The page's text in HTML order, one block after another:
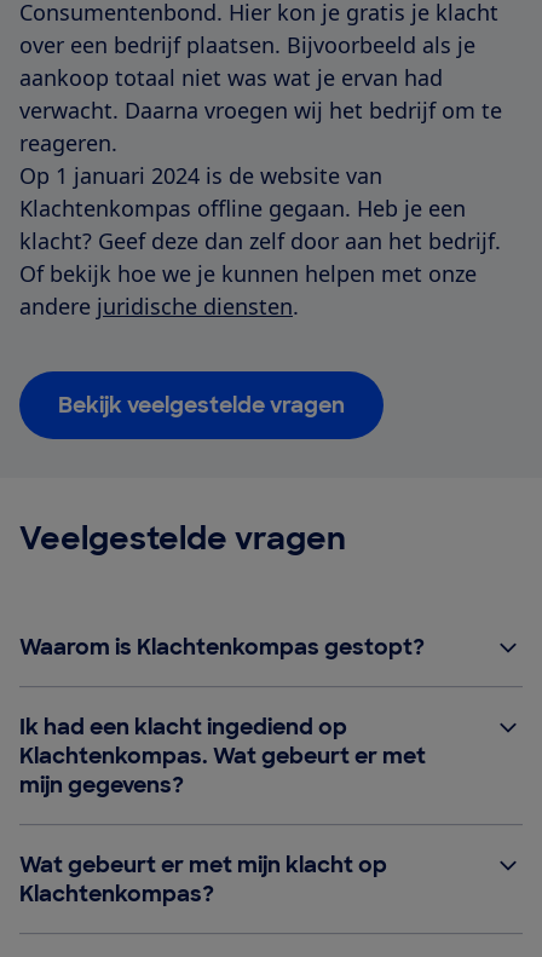
Consumentenbond. Hier kon je gratis je klacht
over een bedrijf plaatsen. Bijvoorbeeld als je
aankoop totaal niet was wat je ervan had
verwacht. Daarna vroegen wij het bedrijf om te
reageren.
Op 1 januari 2024 is de website van
Klachtenkompas offline gegaan. Heb je een
klacht? Geef deze dan zelf door aan het bedrijf.
Of bekijk hoe we je kunnen helpen met onze
andere juridische diensten.
Bekijk veelgestelde vragen
Veelgestelde vragen
Waarom is Klachtenkompas gestopt?
Ik had een klacht ingediend op
Klachtenkompas. Wat gebeurt er met
mijn gegevens?
Wat gebeurt er met mijn klacht op
Klachtenkompas?